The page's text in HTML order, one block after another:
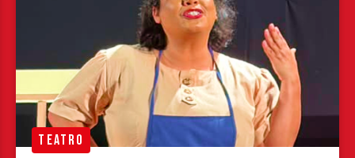
TEATRO